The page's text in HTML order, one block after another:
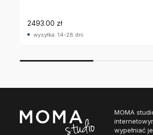
2493.00 zł
wysyłka: 14-28 dni
MOMA
wypełniać